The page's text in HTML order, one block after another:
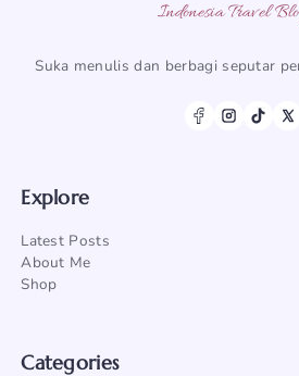
Indonesia Travel
Suka menulis dan berbagi seputar
Explore
Latest Posts
About Me
Shop
Categories